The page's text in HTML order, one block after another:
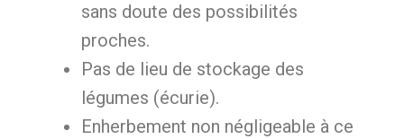
sans doute des possibilités
proches.
Pas de lieu de stockage des
légumes (écurie).
Enherbement non négligeable à ce